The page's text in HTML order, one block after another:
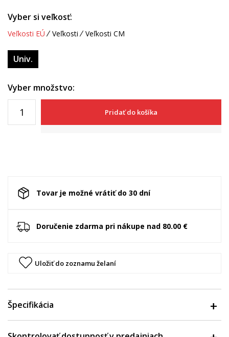
Vyber si veľkosť:
Veľkosti EÚ Veľkosti Veľkosti CM
Univ.
Vyber množstvo:
Pridať do košíka
Tovar je možné vrátiť do 30 dní
Doručenie zdarma pri nákupe nad 80.00 €
Uložiť do zoznamu želaní
Špecifikácia